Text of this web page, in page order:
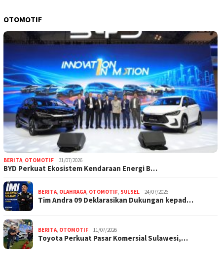
OTOMOTIF
BERITA OTOMOTIF 31/07/2026
BYD Perkuat Ekosistem Kendaraan Energi B…
BERITA OLAHRAGA OTOMOTIF SULSEL 24/07/2026
Tim Andra 09 Deklarasikan Dukungan kepad…
BERITA OTOMOTIF 11/07/2026
Toyota Perkuat Pasar Komersial Sulawesi,…